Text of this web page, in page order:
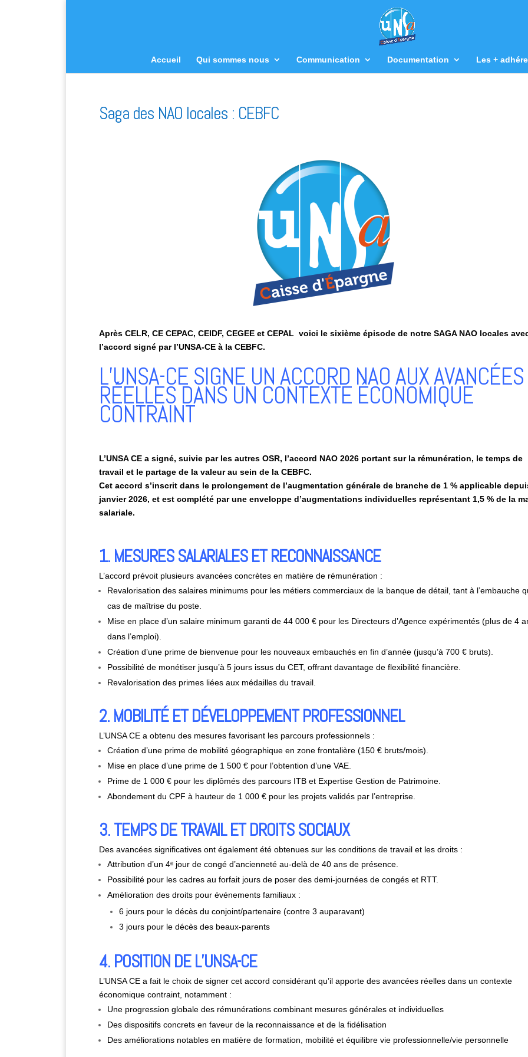
Accueil Qui sommes nous Communication Documentation Les +
Saga des NAO locales : CEBFC
Après CELR, CE CEPAC, CEIDF, CEGEE et CEPAL voici le sixième épisode de notre SAGA NAO locales
l’accord signé par l’UNSA-CE à la CEBFC.
L’UNSA-CE SIGNE UN ACCORD NAO AUX AVANCÉES
RÉELLES DANS UN CONTEXTE ÉCONOMIQUE
CONTRAINT
L’UNSA CE a signé, suivie par les autres OSR, l’accord NAO 2026 portant sur la rémunération, le temps de
travail et le partage de la valeur au sein de la CEBFC.
Cet accord s’inscrit dans le prolongement de l’augmentation générale de branche de 1 % applicable
janvier 2026, et est complété par une enveloppe d’augmentations individuelles représentant 1,5 % de la
salariale.
1. MESURES SALARIALES ET RECONNAISSANCE
L’accord prévoit plusieurs avancées concrètes en matière de rémunération :
Revalorisation des salaires minimums pour les métiers commerciaux de la banque de détail, tant à l’embauche
cas de maîtrise du poste.
Mise en place d’un salaire minimum garanti de 44 000 € pour les Directeurs d’Agence expérimentés (plus de 4
dans l’emploi).
Création d’une prime de bienvenue pour les nouveaux embauchés en fin d’année (jusqu’à 700 € bruts).
Possibilité de monétiser jusqu’à 5 jours issus du CET, offrant davantage de flexibilité financière.
Revalorisation des primes liées aux médailles du travail.
2. MOBILITÉ ET DÉVELOPPEMENT PROFESSIONNEL
L’UNSA CE a obtenu des mesures favorisant les parcours professionnels :
Création d’une prime de mobilité géographique en zone frontalière (150 € bruts/mois).
Mise en place d’une prime de 1 500 € pour l’obtention d’une VAE.
Prime de 1 000 € pour les diplômés des parcours ITB et Expertise Gestion de Patrimoine.
Abondement du CPF à hauteur de 1 000 € pour les projets validés par l’entreprise.
3. TEMPS DE TRAVAIL ET DROITS SOCIAUX
Des avancées significatives ont également été obtenues sur les conditions de travail et les droits :
Attribution d’un 4ᵉ jour de congé d’ancienneté au-delà de 40 ans de présence.
Possibilité pour les cadres au forfait jours de poser des demi-journées de congés et RTT.
Amélioration des droits pour événements familiaux :
6 jours pour le décès du conjoint/partenaire (contre 3 auparavant)
3 jours pour le décès des beaux-parents
4. POSITION DE L’UNSA-CE
L’UNSA CE a fait le choix de signer cet accord considérant qu’il apporte des avancées réelles dans un contexte
économique contraint, notamment :
Une progression globale des rémunérations combinant mesures générales et individuelles
Des dispositifs concrets en faveur de la reconnaissance et de la fidélisation
Des améliorations notables en matière de formation, mobilité et équilibre vie professionnelle/vie personnelle